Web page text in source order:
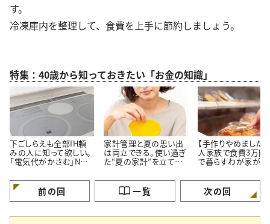
す。
冷凍庫内を整理して、食費を上手に節約しましょう。
特集：40歳から知っておきたい「お金の知識」
下ごしらえも全部IH頼
みの人に知って欲しい。
「電気代がかさむ」NG
家計管理と夏の思い出
は両立できる。使い過ぎ
た“夏の家計”を立て直
【手作りやめました】
人家族で食費3万円
で暮らすわが家が「
3つ」
前の回 一覧 次の回